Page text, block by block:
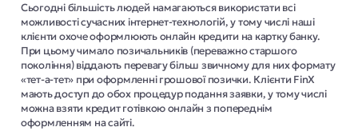
Сьогодні більшість людей намагаються використати всі
можливості сучасних інтернет-технологій, у тому числі наші
клієнти охоче оформлюють онлайн кредити на картку банку.
При цьому чимало позичальників (переважно старшого
покоління) віддають перевагу більш звичному для них формату
«тет-а-тет» при оформленні грошової позички. Клієнти FinX
мають доступ до обох процедур подання заявки, у тому числі
можна взяти кредит готівкою онлайн з попереднім
оформленням на сайті.